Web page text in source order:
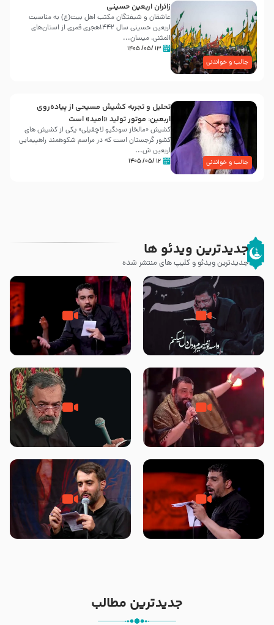
جالب و خواندنی
زائران اربعین حسینی
عاشقان و شیفتگان مکتب اهل بیت(ع) به مناسبت
اربعین حسینی سال ۱۴۴۲هجری قمری از استان‌های
المثنی، میسان...
۱۳ /۰۵/ ۱۴۰۵
جالب و خواندنی
تحلیل و تجربه کشیش مسیحی از پیاده‌روی
اربعین: موتور تولید «امید» است
کشیش «مالخاز سونگیو لاچفیلی» یکی از کشیش های
کشور گرجستان است که در مراسم شکوهمند راهپیمایی
اربعین ش...
۱۲ /۰۵/ ۱۴۰۵
جدیدترین ویدئو ها
جدیدترین ویدئو و کلیپ های منتشر شده
مصداق کربلا – حاج حسین سیب
سرخی
شور ، حسینا! به‌ حق زهرا «أُنْظُرْ
إِلَینا» – عزاداری شب هفتم ماه
جانا جانا ابی عبدالله – کربلایی جواد
مقدم – شب هشتم محرم 1448 –
مادر منم مثل تو خمیدم – حاج
محمود کریمی – شهادت حضرت
هیئت رایة العباس علیه السلام
تک ، عبّاس، صاحب دل‌هاست –
حاج حنیف طاهری – عزاداری شب
من غلام نوکراتم من عاشق کربلاتم
– شور زمینه – شب هفتم – محرم
جدیدترین مطالب